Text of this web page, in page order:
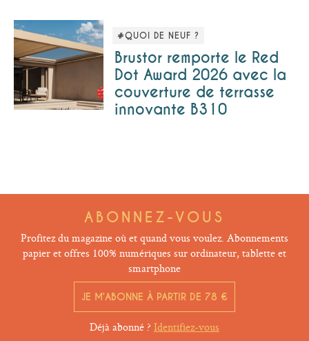
#QUOI DE NEUF ?
Brustor remporte le Red
Dot Award 2026 avec la
couverture de terrasse
innovante B310
ABONNEZ-VOUS
Profitez du magazine où et quand vous voulez. Abonnements
papier et offres 100% numériques sur ordinateur, tablette et
smartphone
JE M’ABONNE À PARTIR DE 78 €
Déjà abonné ? Identifiez-vous